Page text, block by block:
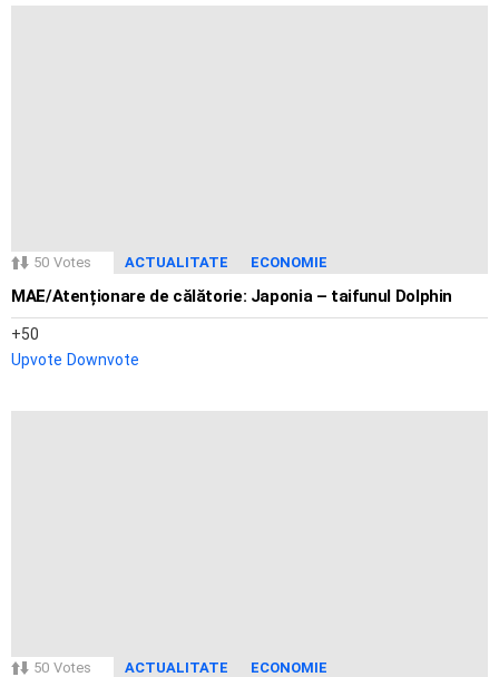
50 Votes ACTUALITATE ECONOMIE
MAE/Atenționare de călătorie: Japonia – taifunul Dolphin
50
Upvote Downvote
50 Votes ACTUALITATE ECONOMIE